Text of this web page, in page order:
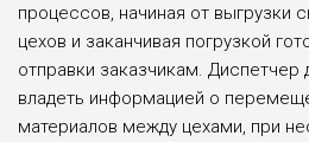
процессов, начиная от выгрузки
цехов и заканчивая погрузкой
отправки заказчикам. Диспетчер
владеть информацией о
материалов между цехами, при